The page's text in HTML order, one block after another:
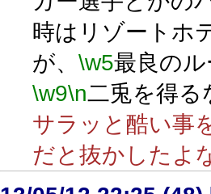
時はリゾートホ
が、 \w5最良の
\w9\n二兎を得る
サラッと酷い事
だと抜かしたよ